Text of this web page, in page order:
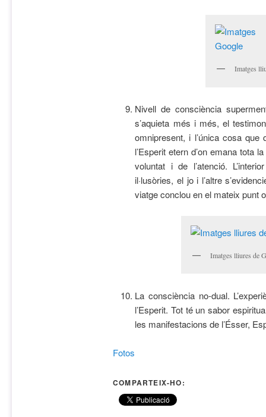
Imatges
Nivell de consciència
s’aquieta més i més, el
omnipresent, i l’única cosa que
l’Esperit etern d’on emana tota
voluntat i de l’atenció.
il·lusòries, el jo i l’altre
viatge conclou en el mateix punt
Imatges lliures de
La consciència no-dual.
l’Esperit. Tot té un sabor
les manifestacions de l’Ésser,
Fotos
COMPARTEIX-HO: